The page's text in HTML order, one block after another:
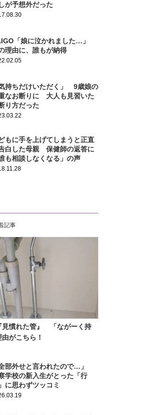
が予想外だった
「娘に泣かれました…」
理由に、誰もが納得
気持ちだけいただく」 9歳娘の
なお断りに 大人も見習いた
り方だった
もに手を上げてしまうと正直
白した母親 保健師の返答に
誰も相談しなくなる」の声
記事
見慣れた管』 「ながーく持
がこちら！
全部外せと言われたので…」
学校の新入生がとった「行
に思わずツッコミ